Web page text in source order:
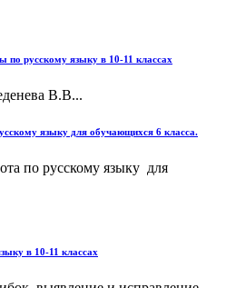
по русскому языку в 10-11 классах
В.В...
языку для обучающихся 6 класса.
по русскому языку для
в 10-11 классах